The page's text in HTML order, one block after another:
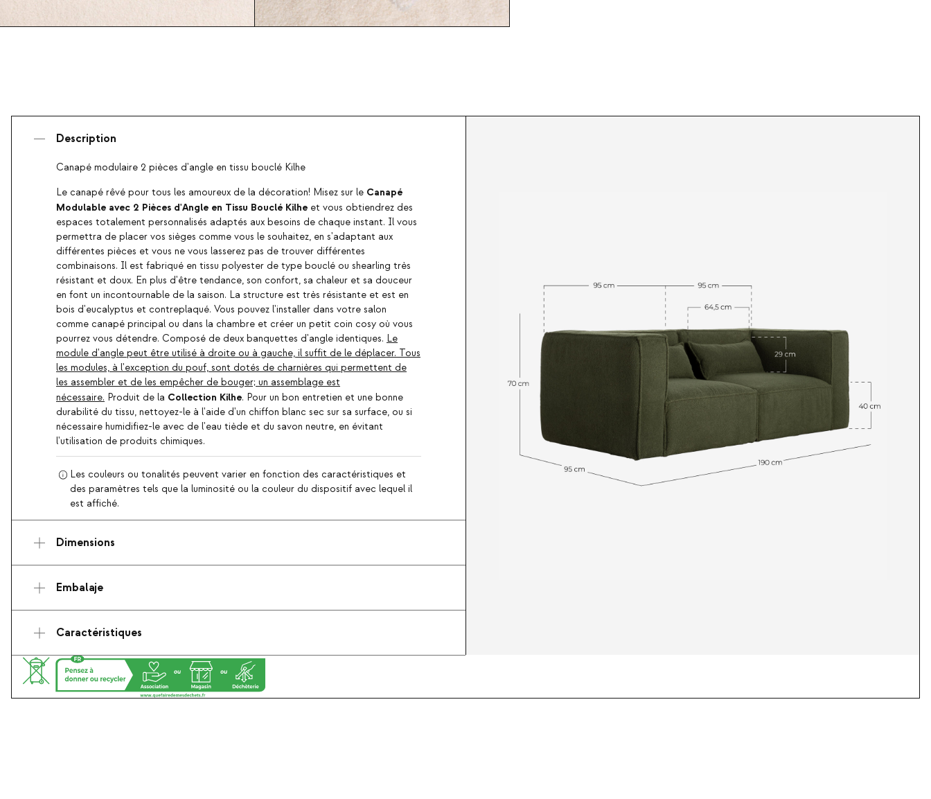
Description
Canapé modulaire 2 pièces d'angle en tissu bouclé Kilhe
Le canapé rêvé pour tous les amoureux de la décoration! Misez sur le Canapé
Modulable avec 2 Pièces d'Angle en Tissu Bouclé Kilhe et vous obtiendrez des
espaces totalement personnalisés adaptés aux besoins de chaque instant. Il vous
permettra de placer vos sièges comme vous le souhaitez, en s'adaptant aux
différentes pièces et vous ne vous lasserez pas de trouver différentes
combinaisons. Il est fabriqué en tissu polyester de type bouclé ou shearling très
résistant et doux. En plus d'être tendance, son confort, sa chaleur et sa douceur
en font un incontournable de la saison. La structure est très résistante et est en
bois d'eucalyptus et contreplaqué. Vous pouvez l'installer dans votre salon
comme canapé principal ou dans la chambre et créer un petit coin cosy où vous
pourrez vous détendre. Composé de deux banquettes d'angle identiques. Le
module d'angle peut être utilisé à droite ou à gauche, il suffit de le déplacer. Tous
les modules, à l'exception du pouf, sont dotés de charnières qui permettent de
les assembler et de les empêcher de bouger; un assemblage est
nécessaire. Produit de la Collection Kilhe. Pour un bon entretien et une bonne
durabilité du tissu, nettoyez-le à l'aide d'un chiffon blanc sec sur sa surface, ou si
nécessaire humidifiez-le avec de l'eau tiède et du savon neutre, en évitant
l'utilisation de produits chimiques.
Les couleurs ou tonalités peuvent varier en fonction des caractéristiques et
des paramètres tels que la luminosité ou la couleur du dispositif avec lequel il
est affiché.
Dimensions
Embalaje
Caractéristiques